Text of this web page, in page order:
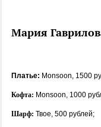
Мария
Платье: Monsoon, 1500
Кофта: Monsoon, 1000
Шарф: Твое, 500 рублей;